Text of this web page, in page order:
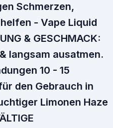
Schmerzen,
- Vape Liquid
& GESCHMACK:
langsam ausatmen.
10 - 15
den Gebrauch in
Limonen Haze